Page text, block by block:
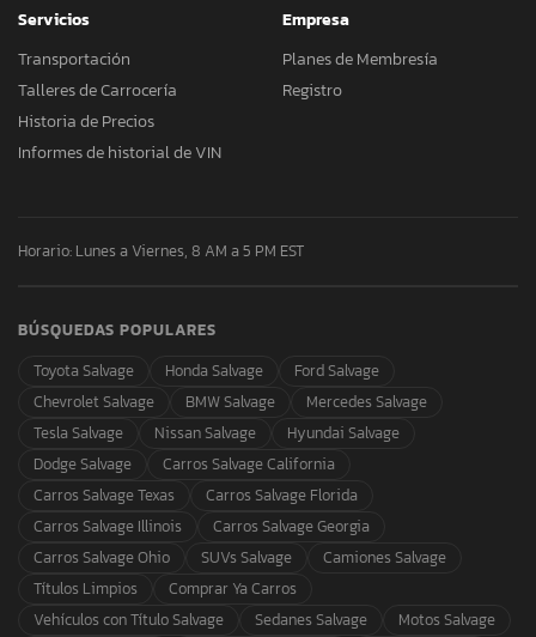
Servicios
Transportación
Talleres de Carrocería
Historia de Precios
Informes de historial de VIN
Empresa
Planes de Membresía
Registro
Horario: Lunes a Viernes, 8 AM a 5 PM EST
BÚSQUEDAS POPULARES
Toyota Salvage
Honda Salvage
Ford Salvage
Chevrolet Salvage
BMW Salvage
Mercedes Salvage
Tesla Salvage
Nissan Salvage
Hyundai Salvage
Dodge Salvage
Carros Salvage California
Carros Salvage Texas
Carros Salvage Florida
Carros Salvage Illinois
Carros Salvage Georgia
Carros Salvage Ohio
SUVs Salvage
Camiones Salvage
Títulos Limpios
Comprar Ya Carros
Vehículos con Título Salvage
Sedanes Salvage Motos Salvage